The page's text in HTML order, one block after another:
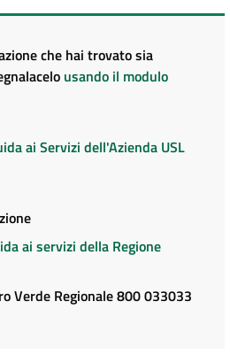
che hai trovato sia
usando il modulo
ai Servizi dell'Azienda USL
ai servizi della Regione
Verde Regionale 800 033033